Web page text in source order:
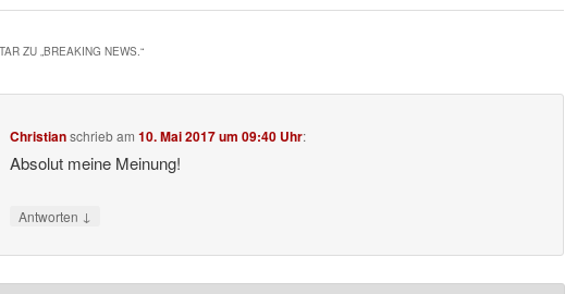
ZU „BREAKING NEWS.“
Christianschriebam10. Mai 2017 um 09:40 Uhr:
Absolut meine Meinung!
Antworten ↓